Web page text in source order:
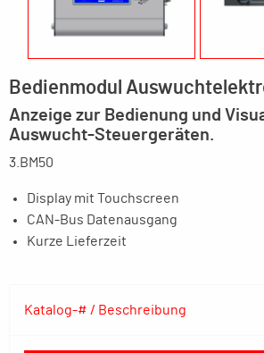
Bedienmodul
Anzeige zur Bedienung und
Auswucht-Steuergeräten.
3.BM50
Display mit Touchscreen
CAN-Bus Datenausgang
Kurze Lieferzeit
Katalog-# / Beschreibung